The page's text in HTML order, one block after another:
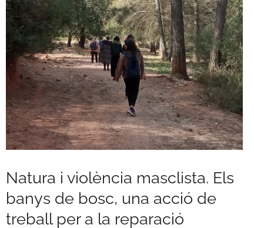
Natura i violència masclista. Els
banys de bosc, una acció de
treball per a la reparació